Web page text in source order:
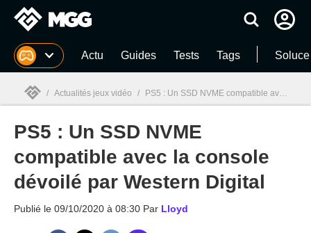
MGG Actu Guides Tests Tags
MGG
/ Actualités jeux vidéo / PS5 : Un SSD NVME compatible avec la console dévoilé par Western Digital
PS5 : Un SSD NVME
compatible avec la console
dévoilé par Western Digital
Publié le 09/10/2020 à 08:30 Par Lloyd